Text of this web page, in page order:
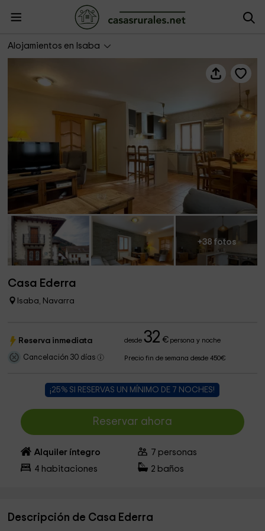
Alojamientos en Isaba
+38 fotos
Casa Ederra
Isaba, Navarra
Reserva inmediata desde32 €persona y noche
Cancelación 30 días Precio fin de semana desde 450€
¡25% SI RESERVAS UN MÍNIMO DE 7 NOCHES!
Reservar ahora
Alquiler íntegro 7 personas
4 habitaciones 2 baños
Descripción de Casa Ederra